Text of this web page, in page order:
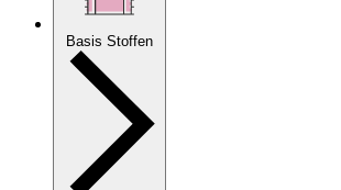
Basis Stoffen